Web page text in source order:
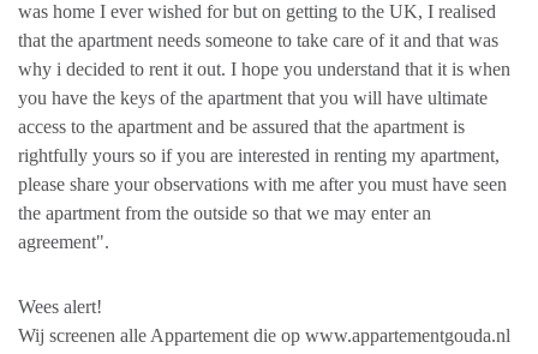
was home I ever wished for but on getting to the UK, I realised
that the apartment needs someone to take care of it and that was
why i decided to rent it out. I hope you understand that it is when
you have the keys of the apartment that you will have ultimate
access to the apartment and be assured that the apartment is
rightfully yours so if you are interested in renting my apartment,
please share your observations with me after you must have seen
the apartment from the outside so that we may enter an
agreement".
Wees alert!
Wij screenen alle Appartement die op www.appartementgouda.nl